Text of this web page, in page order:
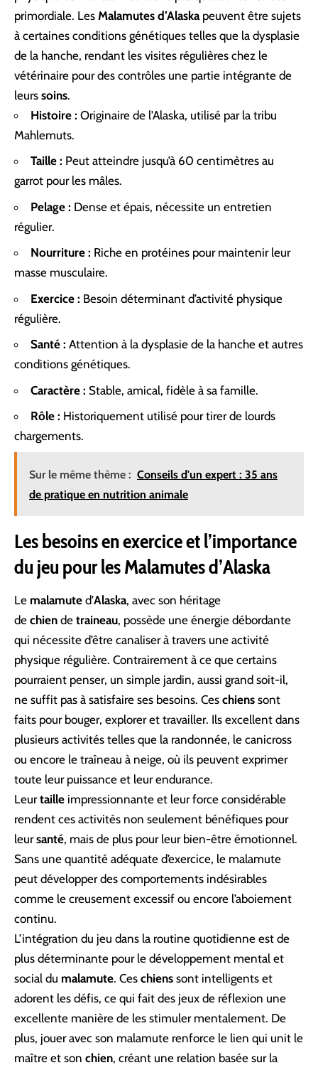
primordiale. Les Malamutes d’Alaskapeuvent être sujets
à certaines conditions génétiques telles que la dysplasie
de la hanche, rendant les visites régulières chez le
vétérinaire pour des contrôles une partie intégrante de
leurs soins.
Histoire : Originaire de l’Alaska, utilisé par la tribu
Mahlemuts.
Taille : Peut atteindre jusqu’à 60 centimètres au
garrot pour les mâles.
Pelage : Dense et épais, nécessite un entretien
régulier.
Nourriture : Riche en protéines pour maintenir leur
masse musculaire.
Exercice : Besoin déterminant d’activité physique
régulière.
Santé : Attention à la dysplasie de la hanche et autres
conditions génétiques.
Caractère : Stable, amical, fidèle à sa famille.
Rôle : Historiquement utilisé pour tirer de lourds
chargements.
Sur le même thème : Conseils d'un expert : 35 ans
de pratique en nutrition animale
Les besoins en exercice et l’importance
du jeu pour les Malamutes d’Alaska
Le malamute d’Alaska, avec son héritage
de chien de traineau, possède une énergie débordante
qui nécessite d’être canaliser à travers une activité
physique régulière. Contrairement à ce que certains
pourraient penser, un simple jardin, aussi grand soit-il,
ne suffit pas à satisfaire ses besoins. Ces chiens sont
faits pour bouger, explorer et travailler. Ils excellent dans
plusieurs activités telles que la randonnée, le canicross
ou encore le traîneau à neige, où ils peuvent exprimer
toute leur puissance et leur endurance.
Leurtaille impressionnante et leur force considérable
rendent ces activités non seulement bénéfiques pour
leursanté, mais de plus pour leur bien-être émotionnel.
Sans une quantité adéquate d’exercice, le malamute
peut développer des comportements indésirables
comme le creusement excessif ou encore l’aboiement
continu.
L’intégration du jeu dans la routine quotidienne est de
plus déterminante pour le développement mental et
social du malamute. Ces chiens sont intelligents et
adorent les défis, ce qui fait des jeux de réflexion une
excellente manière de les stimuler mentalement. De
plus, jouer avec son malamute renforce le lien qui unit le
maître et son chien, créant une relation basée sur la